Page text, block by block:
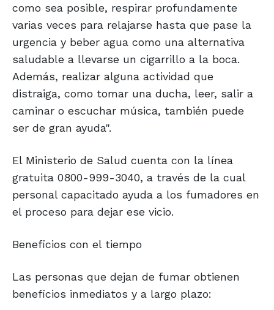
como sea posible, respirar profundamente
varias veces para relajarse hasta que pase la
urgencia y beber agua como una alternativa
saludable a llevarse un cigarrillo a la boca.
Además, realizar alguna actividad que
distraiga, como tomar una ducha, leer, salir a
caminar o escuchar música, también puede
ser de gran ayuda".
El Ministerio de Salud cuenta con la línea
gratuita 0800-999-3040, a través de la cual
personal capacitado ayuda a los fumadores en
el proceso para dejar ese vicio.
Beneficios con el tiempo
Las personas que dejan de fumar obtienen
beneficios inmediatos y a largo plazo: